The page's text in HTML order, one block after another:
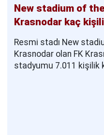
New stadium of
Krasnodar kaç
Resmi stadı New
Krasnodar olan FK
stadyumu 7.011 kişilik